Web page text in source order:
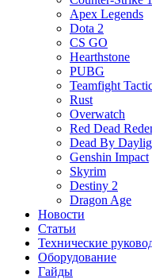
Apex Legends
Dota 2
CS GO
Hearthstone
PUBG
Teamfight
Rust
Overwatch
Red Dead
Dead By
Genshin Impact
Skyrim
Destiny 2
Dragon Age
Новости
Статьи
Технические
Оборудование
Гайды